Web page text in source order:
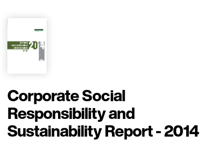
Corporate Social
Responsibility and
Sustainability Report - 2014